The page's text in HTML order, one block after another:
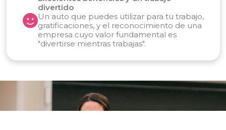
divertido
Un auto que puedes utilizar para tu trabajo,
gratificaciones, y el reconocimiento de una
empresa cuyo valor fundamental es
"divertirse mientras trabajas".